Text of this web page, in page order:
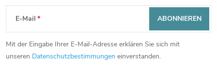
F
u
ß
E-Mail
Mit der Eingabe Ihrer E-Mail-Adresse erklären Sie sich mit
unseren Datenschutzbestimmungen einverstanden.
ABONNIEREN